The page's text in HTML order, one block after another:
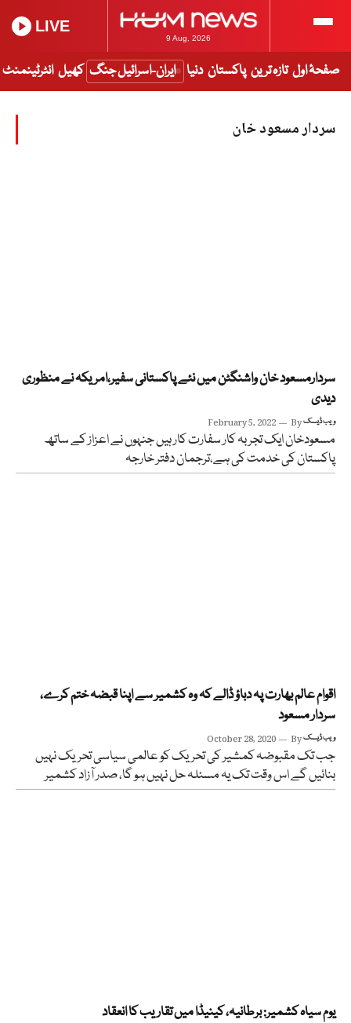
9 Aug, 2026
LIVE
صفحۂ اول تازہ ترین پاکستان دنیا ایران-اسرائیل جنگ کھیل انٹرٹینمنٹ
سردار مسعود خان
سردارمسعود خان واشنگٹن میں نئے پاکستانی سفیر،امریکہ نے منظوری
دیدی
February 5, 2022 Byویب ڈیسک
مسعودخان ایک تجربہ کار سفارت کار ہیں جنہوں نے اعزاز کے ساتھ
پاکستان کی خدمت کی ہے،ترجمان دفتر خارجہ
اقوام عالم بھارت پہ دباؤ ڈالے کہ وہ کشمیر سے اپنا قبضہ ختم کرے،
سردار مسعود
October 28, 2020 Byویب ڈیسک
جب تک مقبوضہ کمشیر کی تحریک کو عالمی سیاسی تحریک نہیں
بنائیں گے اس وقت تک یہ مسئلہ حل نہیں ہو گا، صدر آزاد کشمیر
یوم سیاہ کشمیر: برطانیہ، کینیڈا میں تقاریب کا انعقاد